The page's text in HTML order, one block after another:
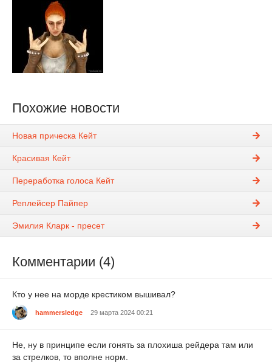
Похожие новости
Новая прическа Кейт
Красивая Кейт
Переработка голоса Кейт
Реплейсер Пайпер
Эмилия Кларк - пресет
Комментарии (4)
Кто у нее на морде крестиком вышивал?
hammersledge 29 марта 2024 00:21
Не, ну в принципе если гонять за плохиша рейдера там или
за стрелков, то вполне норм.